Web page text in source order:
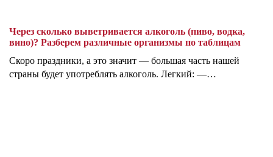
Через сколько выветривается алкоголь (пиво, водка,
вино)? Разберем различные организмы по таблицам
Скоро праздники, а это значит — большая часть нашей
страны будет употреблять алкоголь. Легкий: —…